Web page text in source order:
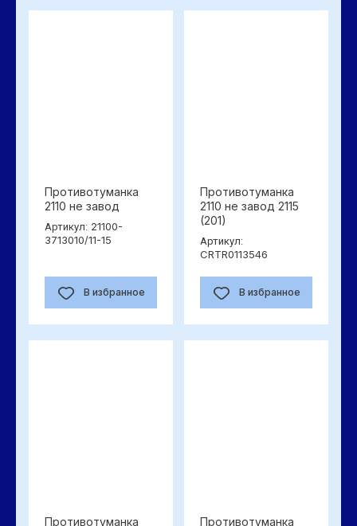
Противотуманка
2110 не завод
Артикул: 21100-
3713010/11-15
В избранное
Противотуманка
2110 не завод 2115
(201)
Артикул:
CRTR0113546
В избранное
Противотуманка
Противотуманка